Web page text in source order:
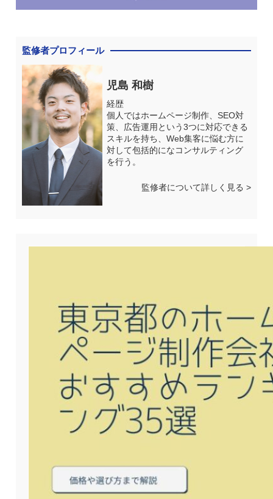
監修者プロフィール
児島 和樹
経歴
個人ではホームページ制作、SEO対
策、広告運用という3つに対応できる
スキルを持ち、Web集客に悩む方に
対して包括的になコンサルティング
を行う。
監修者について詳しく見る >